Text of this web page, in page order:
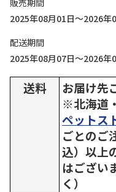
販売期間
2025年08月01日～2026年
配送期間
2025年08月07日～2026年
送料
お届け先
※北海道
ペットス
ごとのご
込）以上
はござい
く）